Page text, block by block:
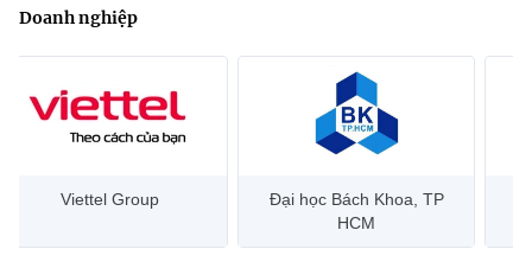
Doanh nghiệp
Đại học Bách Khoa, TP
Bưu điện Việt Nam –
Vietnam Post